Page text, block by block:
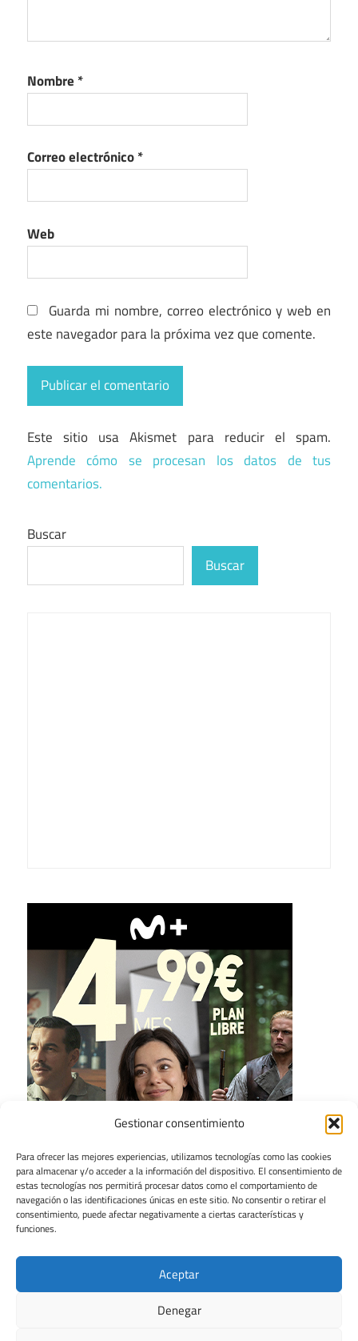
Gestionar consentimiento
Para ofrecer las mejores experiencias, utilizamos tecnologías como las cookies
para almacenar y/o acceder a la información del dispositivo. El consentimiento de
estas tecnologías nos permitirá procesar datos como el comportamiento de
navegación o las identificaciones únicas en este sitio. No consentir o retirar el
consentimiento, puede afectar negativamente a ciertas características y
funciones.
Aceptar
Denegar
Nombre *
Correo electrónico*
Web
Guarda mi nombre, correo electrónico y web en
este navegador para la próxima vez que comente.
Este sitio usa Akismet para reducir el spam.
Aprende cómo se procesan los datos de tus
comentarios.
Buscar
Buscar